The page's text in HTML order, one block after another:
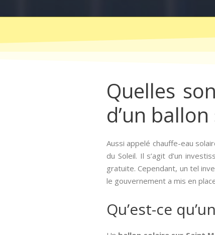
Quelles
d’un
Aussi appelé chauffe-eau
du Soleil. Il s’agit d’un
gratuite. Cependant, un tel
le gouvernement a mis en
Qu’est-ce